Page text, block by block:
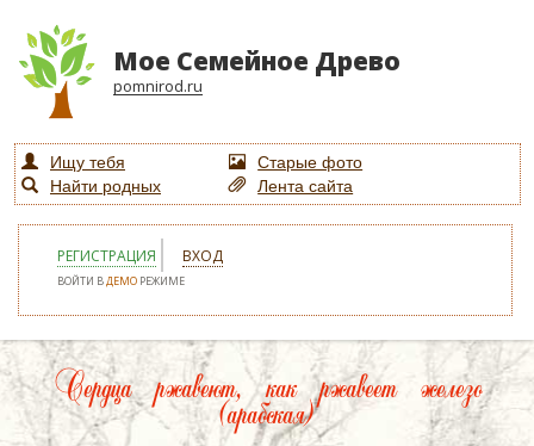
Мое Семейное Древо
pomnirod.ru
Ищу тебя
Старые фото
Найти родных
Лента сайта
РЕГИСТРАЦИЯ ВХОД
ВОЙТИ ВДЕМО РЕЖИМЕ
Сердца ржавеют, как ржавеет железо
(арабская)